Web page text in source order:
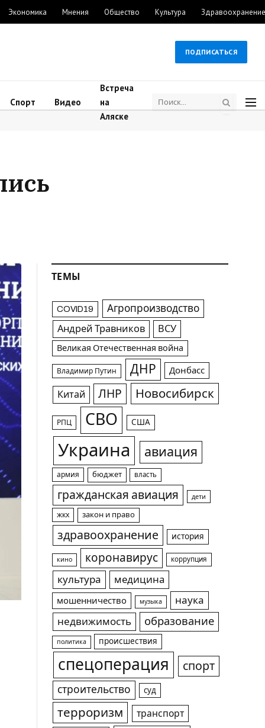
Экономика Мнения Общество Культура Здравоохранение
ПОДПИСАТЬСЯ
Спорт Видео
Встреча
на
Аляске
ТЕМЫ
COVID19 Агропроизводство
Андрей Травников ВСУ
Великая Отечественная война
Владимир Путин ДНР Донбасс
Китай ЛНР Новосибирск
РПЦ СВО США
Украина авиация
армия бюджет власть
гражданская авиация дети
жкх закон и право
здравоохранение история
кино коронавирус коррупция
культура медицина
мошенничество музыка
наука
недвижимость
образование
политика происшествия
спецоперация спорт
строительство суд
терроризм транспорт